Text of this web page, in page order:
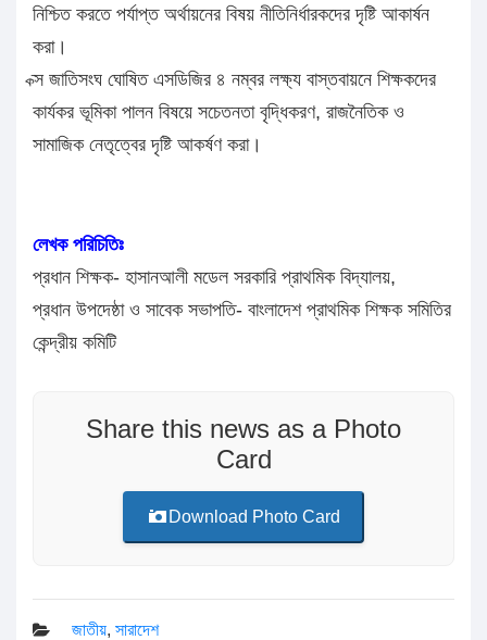
নিশ্চিত করতে পর্যাপ্ত অর্থায়নের বিষয় নীতিনির্ধারকদের দৃষ্টি আকার্ষন
করা।
ক্স জাতিসংঘ ঘোষিত এসডিজির ৪ নম্বর লক্ষ্য বাস্তবায়নে শিক্ষকদের
কার্যকর ভূমিকা পালন বিষয়ে সচেতনতা বৃদ্ধিকরণ, রাজনৈতিক ও
সামাজিক নেতৃত্বের দৃষ্টি আকর্ষণ করা।
লেখক পরিচিতিঃ
প্রধান শিক্ষক- হাসানআলী মডেল সরকারি প্রাথমিক বিদ্যালয়,
প্রধান উপদেষ্ঠা ও সাবেক সভাপতি- বাংলাদেশ প্রাথমিক শিক্ষক সমিতির
কেন্দ্রীয় কমিটি
Share this news as a Photo
Card
Download Photo Card
জাতীয়, সারাদেশ